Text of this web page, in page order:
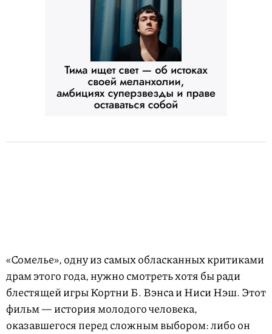
«Сомелье», одну из самых обласканных критиками
драм этого года, нужно смотреть хотя бы ради
блестящей игры Кортни Б. Вэнса и Ниси Нэш. Этот
фильм — история молодого человека,
оказавшегося перед сложным выбором: либо он